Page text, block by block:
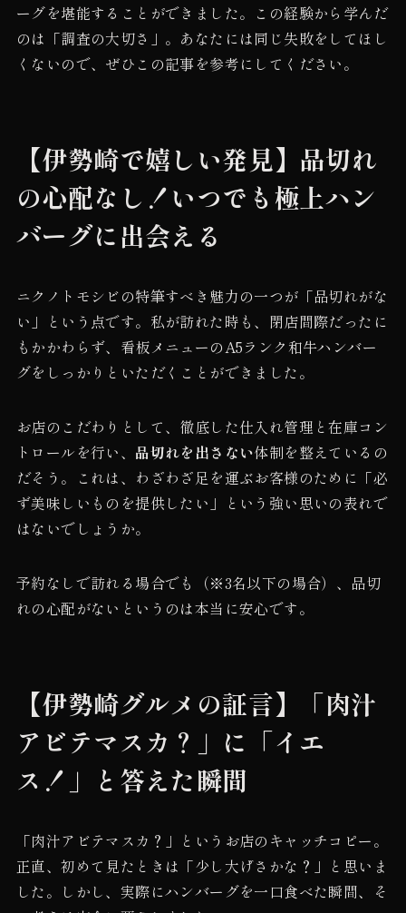
ーグを堪能することができました。この経験から学んだ
のは「調査の大切さ」。あなたには同じ失敗をしてほし
くないので、ぜひこの記事を参考にしてください。
【伊勢崎で嬉しい発見】品切れ
の心配なし！いつでも極上ハン
バーグに出会える
ニクノトモシビの特筆すべき魅力の一つが「品切れがな
い」という点です。私が訪れた時も、閉店間際だったに
もかかわらず、看板メニューのA5ランク和牛ハンバー
グをしっかりといただくことができました。
お店のこだわりとして、徹底した仕入れ管理と在庫コン
トロールを行い、 品切れを出さない体制を整えているの
だそう。これは、わざわざ足を運ぶお客様のために「必
ず美味しいものを提供したい」という強い思いの表れで
はないでしょうか。
予約なしで訪れる場合でも（※3名以下の場合）、品切
れの心配がないというのは本当に安心です。
【伊勢崎グルメの証言】「肉汁
アビテマスカ？」に「イエ
ス！」と答えた瞬間
「肉汁アビテマスカ？」というお店のキャッチコピー。
正直、初めて見たときは「少し大げさかな？」と思いま
した。しかし、実際にハンバーグを一口食べた瞬間、そ